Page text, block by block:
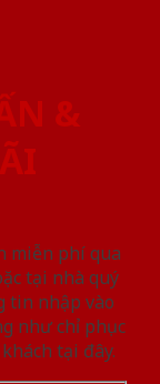
&
miễn phí qua
tại nhà quý
tin nhập vào
như chỉ phục
tại đây.